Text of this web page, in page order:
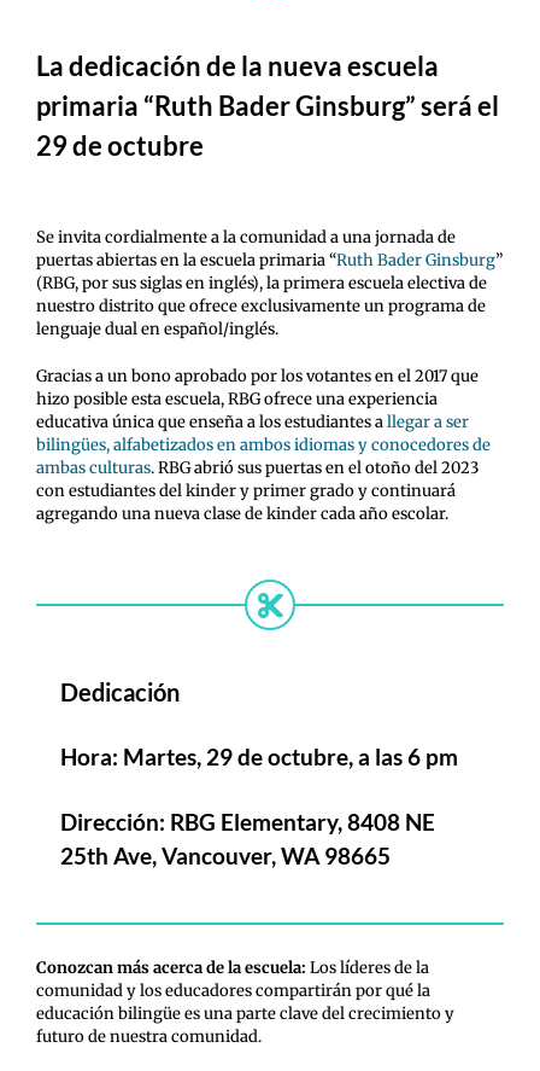
La dedicación de la nueva escuela
primaria “Ruth Bader Ginsburg” será el
29 de octubre
Se invita cordialmente a la comunidad a una jornada de
puertas abiertas en la escuela primaria “Ruth Bader Ginsburg”
(RBG, por sus siglas en inglés), la primera escuela electiva de
nuestro distrito que ofrece exclusivamente un programa de
lenguaje dual en español/inglés.
Gracias a un bono aprobado por los votantes en el 2017 que
hizo posible esta escuela, RBG ofrece una experiencia
educativa única que enseña a los estudiantes allegar a ser
bilingües, alfabetizados en ambos idiomas y conocedores de
ambas culturas. RBG abrió sus puertas en el otoño del 2023
con estudiantes del kinder y primer grado y continuará
agregando una nueva clase de kinder cada año escolar.
Dedicación
Hora: Martes, 29 de octubre, a las 6 pm
Dirección: RBG Elementary, 8408 NE
25th Ave, Vancouver, WA 98665
Conozcan más acerca de la escuela: Los líderes de la
comunidad y los educadores compartirán por qué la
educación bilingüe es una parte clave del crecimiento y
futuro de nuestra comunidad.